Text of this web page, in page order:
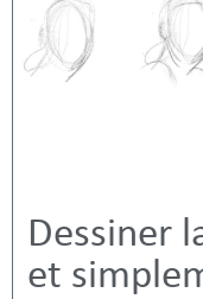
Dessiner
et